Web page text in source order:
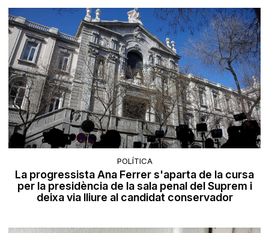
POLÍTICA
La progressista Ana Ferrer s'aparta de la cursa
per la presidència de la sala penal del Suprem i
deixa via lliure al candidat conservador